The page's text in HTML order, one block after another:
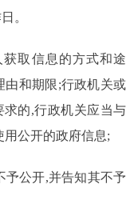
。
取信息的方式和途
由和期限;行政机关或
的,行政机关应当与
公开的政府信息;
予公开,并告知其不予